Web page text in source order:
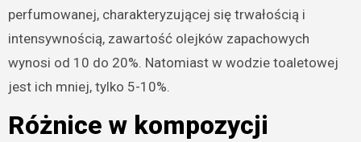
perfumowanej, charakteryzującej się trwałością i
intensywnością, zawartość olejków zapachowych
wynosi od 10 do 20%. Natomiast w wodzie toaletowej
jest ich mniej, tylko 5-10%.
Różnice w kompozycji